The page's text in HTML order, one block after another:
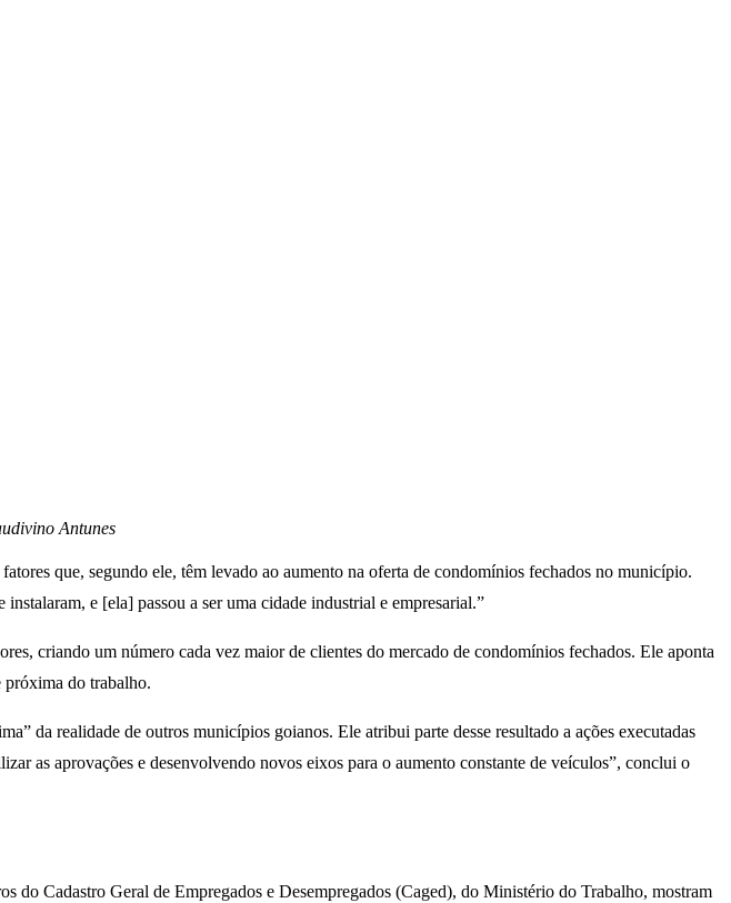
Antunes
que, segundo ele, têm levado ao aumento na oferta de condomínios fechados no município.
e [ela] passou a ser uma cidade industrial e empresarial.”
criando um número cada vez maior de clientes do mercado de condomínios fechados. Ele aponta
próxima do trabalho.
da realidade de outros municípios goianos. Ele atribui parte desse resultado a ações executadas
as aprovações e desenvolvendo novos eixos para o aumento constante de veículos”, conclui o
do Cadastro Geral de Empregados e Desempregados (Caged), do Ministério do Trabalho, mostram